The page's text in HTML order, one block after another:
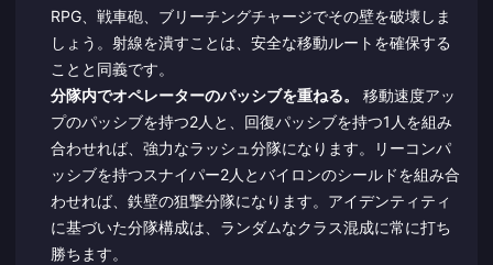
RPG、戦車砲、ブリーチングチャージでその壁を破壊しま
しょう。射線を潰すことは、安全な移動ルートを確保する
ことと同義です。
分隊内でオペレーターのパッシブを重ねる。
移動速度アッ
プのパッシブを持つ2人と、回復パッシブを持つ1人を組み
合わせれば、強力なラッシュ分隊になります。リーコンパ
ッシブを持つスナイパー2人とバイロンのシールドを組み合
わせれば、鉄壁の狙撃分隊になります。アイデンティティ
に基づいた分隊構成は、ランダムなクラス混成に常に打ち
勝ちます。